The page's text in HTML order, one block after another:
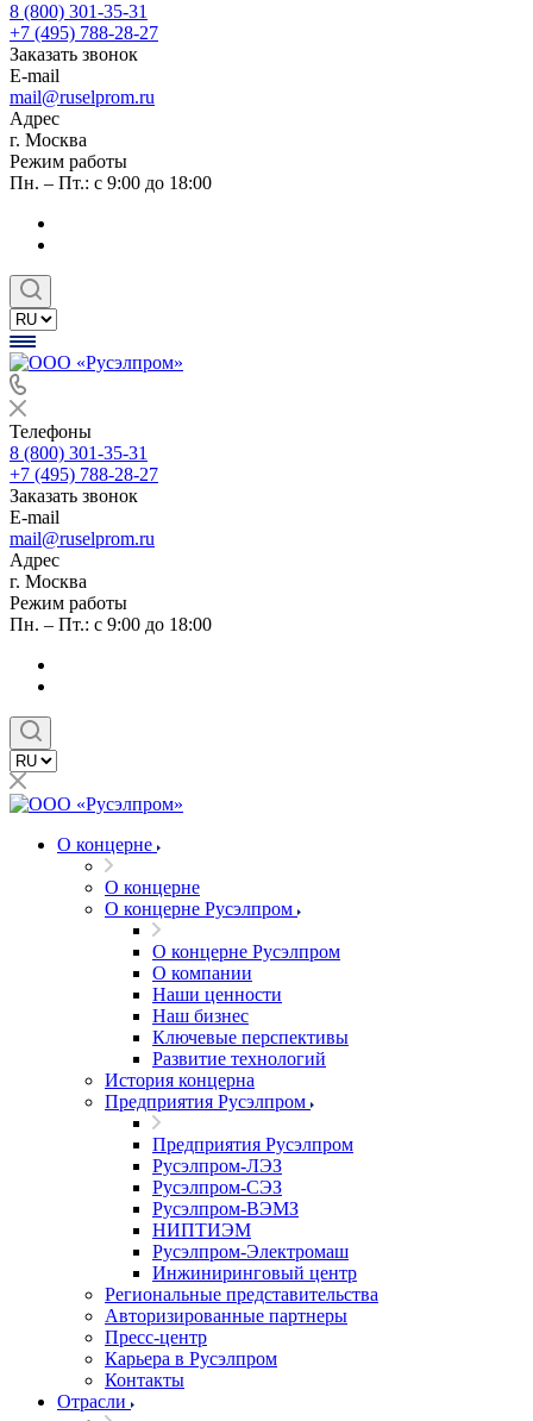
8 (800) 301-35-31
+7 (495) 788-28-27
Заказать звонок
E-mail
mail@ruselprom.ru
Адрес
г. Москва
Режим работы
Пн. – Пт.: с 9:00 до 18:00
Телефоны
8 (800) 301-35-31
+7 (495) 788-28-27
Заказать звонок
E-mail
mail@ruselprom.ru
Адрес
г. Москва
Режим работы
Пн. – Пт.: с 9:00 до 18:00
О концерне
О концерне
О концерне Русэлпром
О концерне Русэлпром
О компании
Наши ценности
Наш бизнес
Ключевые перспективы
Развитие технологий
История концерна
Предприятия Русэлпром
Предприятия Русэлпром
Русэлпром-ЛЭЗ
Русэлпром-СЭЗ
Русэлпром-ВЭМЗ
НИПТИЭМ
Русэлпром-Электромаш
Инжиниринговый центр
Региональные представительства
Авторизированные партнеры
Пресс-центр
Карьера в Русэлпром
Контакты
Отрасли